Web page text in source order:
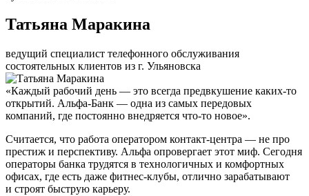
Татьяна Маракина
ведущий специалист телефонного обслуживания
состоятельных клиентов из г. Ульяновска
«Каждый рабочий день — это всегда предвкушение каких-то
открытий. Альфа-Банк — одна из самых передовых
компаний, где постоянно внедряется что-то новое».
Считается, что работа оператором контакт-центра — не про
престиж и перспективу. Альфа опровергает этот миф. Сегодня
операторы банка трудятся в технологичных и комфортных
офисах, где есть даже фитнес-клубы, отлично зарабатывают
и строят быструю карьеру.